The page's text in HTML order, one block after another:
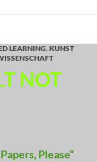
LEARNING,KUNST
NOT
Please“